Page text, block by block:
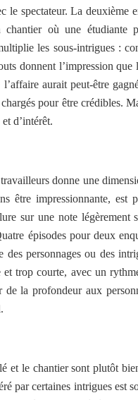
le spectateur. La deuxième
chantier où une étudiante
les sous-intrigues :
donnent l’impression
aurait peut-être
pour être crédibles.
d’intérêt.
donne une
être impressionnante, est
sur une note légèrement
épisodes pour deux
personnages ou des
trop courte, avec un
la profondeur aux
et le chantier sont plutôt
par certaines intrigues est